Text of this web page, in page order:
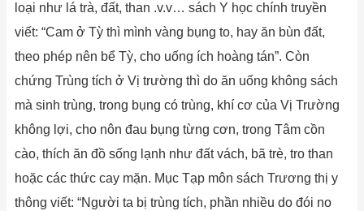
loại như lá trà, đất, than .v.v… sách Y học chính truyền
viết: “Cam ở Tỳ thì mình vàng bụng to, hay ăn bùn đất,
theo phép nên bể Tỳ, cho uống ích hoàng tán”. Còn
chứng Trùng tích ở Vị trường thì do ăn uống không sách
mà sinh trùng, trong bụng có trùng, khí cơ của Vị Trường
không lợi, cho nôn đau bụng từng cơn, trong Tâm cồn
cào, thích ăn đồ sống lạnh như đất vách, bã trè, tro than
hoặc các thức cay mặn. Mục Tạp môn sách Trương thị y
thông viết: “Người ta bị trùng tích, phần nhiều do đói no